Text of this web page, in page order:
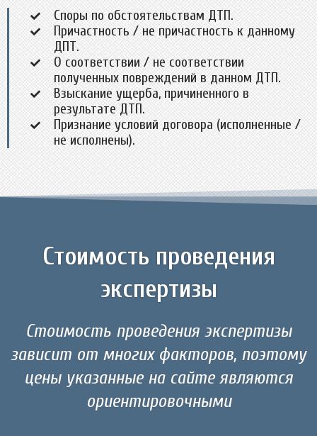
Споры по обстоятельствам ДТП.
Причастность / не причастность к данному
ДПТ.
О соответствии / не соответствии
полученных повреждений в данном ДТП.
Взыскание ущерба, причиненного в
результате ДТП.
Признание условий договора (исполненные /
не исполнены).
Стоимость проведения
экспертизы
Стоимость проведения экспертизы
зависит от многих факторов, поэтому
цены указанные на сайте являются
ориентировочными